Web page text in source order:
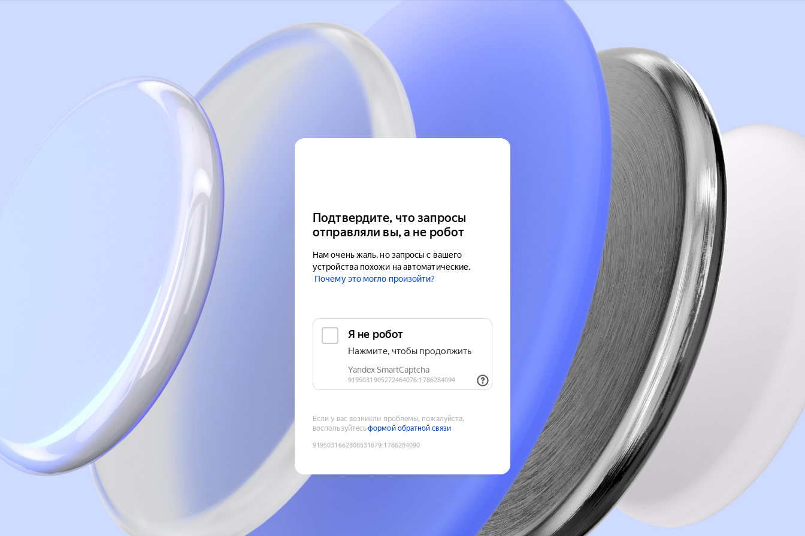
Подтвердите, что запросы
отправляли вы, а не робот
Нам очень жаль, но запросы с вашего
устройства похожи на автоматические.
Почему это могло произойти?
Если у вас возникли проблемы, пожалуйста,
воспользуйтесьформой обратной связи
9195031662808531679:1786284090